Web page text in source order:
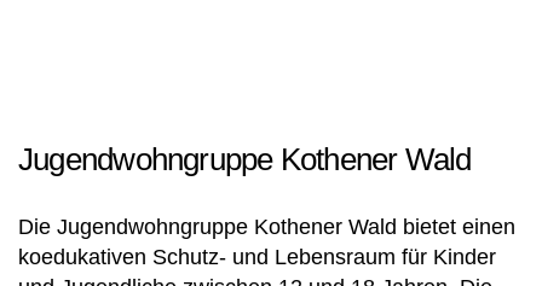
Jugendwohngruppe Kothener Wald
Die Jugendwohngruppe Kothener Wald bietet einen
koedukativen Schutz- und Lebensraum für Kinder